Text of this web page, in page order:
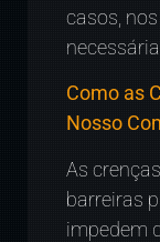
casos,
Como as
Nosso
As
barreiras
impedem